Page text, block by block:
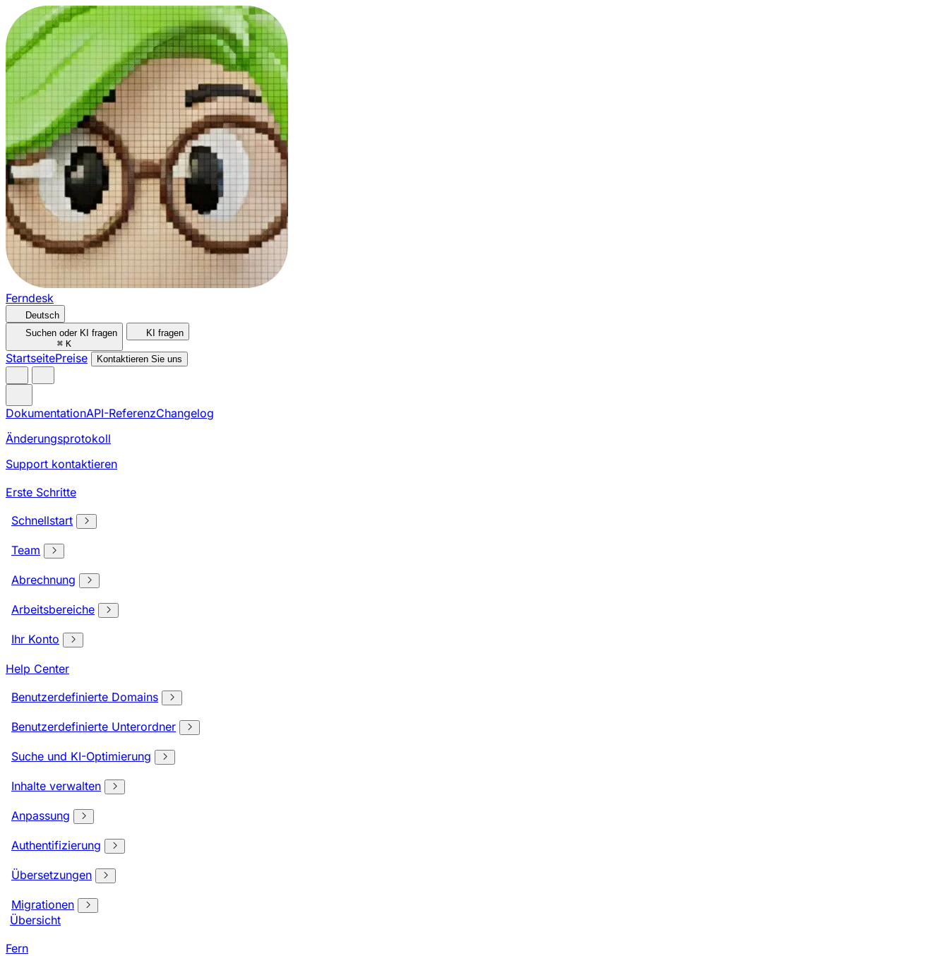
Ferndesk
Deutsch
Suchen oder KI fragen
⌘ K
KI fragen
StartseitePreise Kontaktieren Sie uns
DokumentationAPI-ReferenzChangelog
Änderungsprotokoll
Support kontaktieren
Erste Schritte
Schnellstart
Team
Abrechnung
Arbeitsbereiche
Ihr Konto
Help Center
Benutzerdefinierte Domains
Benutzerdefinierte Unterordner
Suche und KI-Optimierung
Inhalte verwalten
Anpassung
Authentifizierung
Übersetzungen
Migrationen
Übersicht
Fern